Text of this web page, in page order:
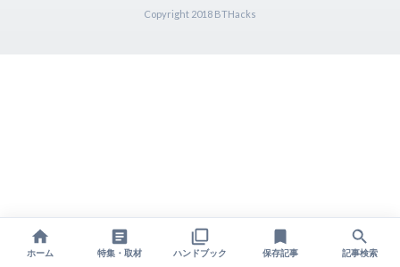
Copyright 2018 BTHacks
ホーム 特集・取材 ハンドブック 保存記事 記事検索